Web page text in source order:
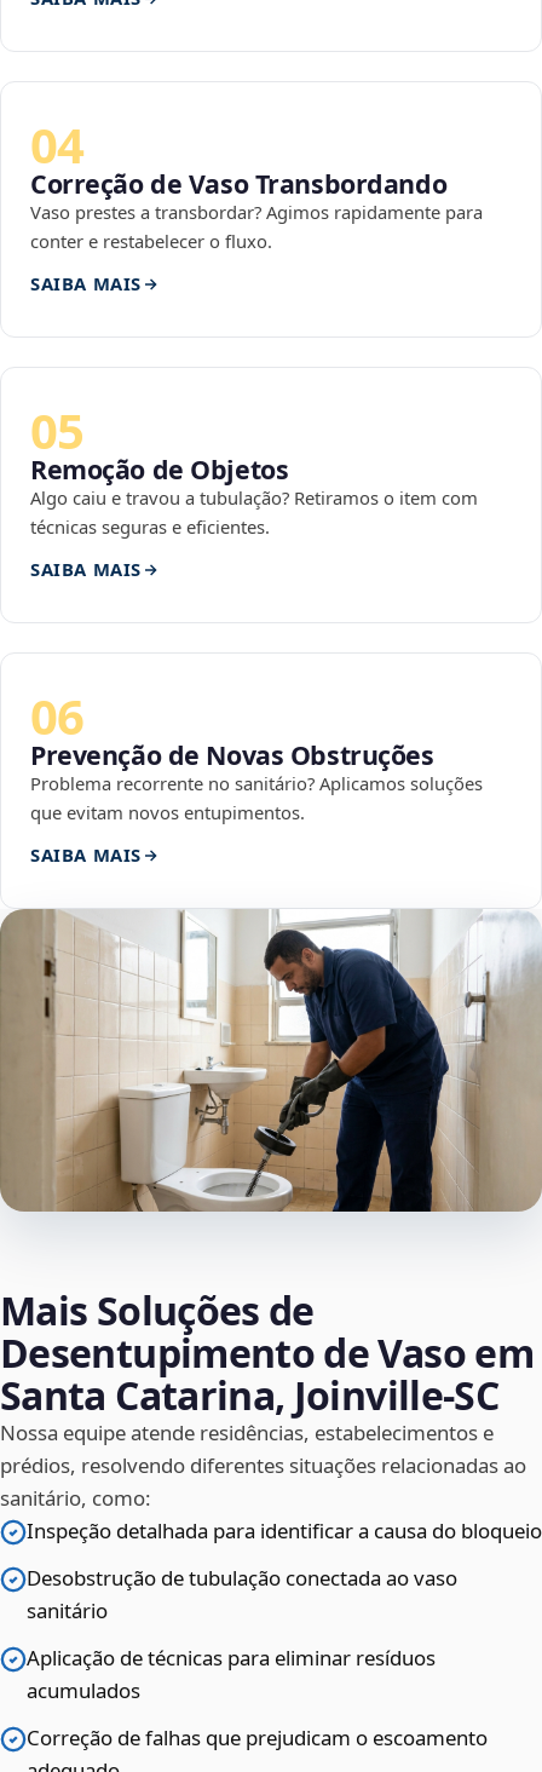
04
Correção de Vaso Transbordando
Vaso prestes a transbordar? Agimos rapidamente para
conter e restabelecer o fluxo.
SAIBA MAIS
05
Remoção de Objetos
Algo caiu e travou a tubulação? Retiramos o item com
técnicas seguras e eficientes.
SAIBA MAIS
06
Prevenção de Novas Obstruções
Problema recorrente no sanitário? Aplicamos soluções
que evitam novos entupimentos.
SAIBA MAIS
Mais Soluções de
Desentupimento de Vaso em
Santa Catarina, Joinville‑SC
Nossa equipe atende residências, estabelecimentos e
prédios, resolvendo diferentes situações relacionadas ao
sanitário, como:
Inspeção detalhada para identificar a causa do bloqueio
Desobstrução de tubulação conectada ao vaso
sanitário
Aplicação de técnicas para eliminar resíduos
acumulados
Correção de falhas que prejudicam o escoamento